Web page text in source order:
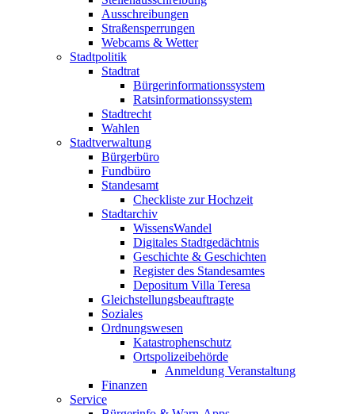
Ausschreibungen
Straßensperrungen
Webcams & Wetter
Stadtpolitik
Stadtrat
Bürgerinformationssystem
Ratsinformationssystem
Stadtrecht
Wahlen
Stadtverwaltung
Bürgerbüro
Fundbüro
Standesamt
Checkliste zur Hochzeit
Stadtarchiv
WissensWandel
Digitales Stadtgedächtnis
Geschichte & Geschichten
Register des Standesamtes
Depositum Villa Teresa
Gleichstellungsbeauftragte
Soziales
Ordnungswesen
Katastrophenschutz
Ortspolizeibehörde
Anmeldung Veranstaltung
Finanzen
Service